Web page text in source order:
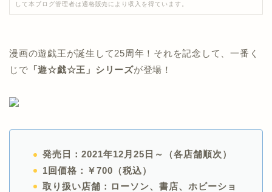
して本ブログ管理者は適格販売により収入を得ています。
漫画の遊戯王が誕生して25周年！それを記念して、一番く
じで 「遊☆戯☆王」シリーズが登場！
発売日：2021年12月25日～（各店舗順次）
1回価格：￥700（税込）
取り扱い店舗：ローソン、書店、ホビーショ